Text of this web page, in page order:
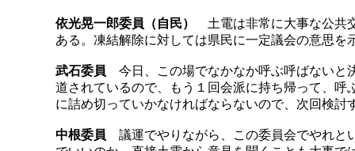
依光晃一郎委員（自民）
土電は非常に大事な公共
ある。凍結解除に対しては県民に一定議会の意思を
武石委員 今日、この場でなかなか呼ぶ呼ばないと
道されているので、もう１回会派に持ち帰って、
に詰め切っていかなければならないので、次回検
中根委員 議運でやりながら、この委員会でやれと